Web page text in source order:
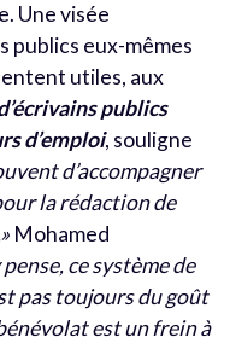
Une visée
publics eux-mêmes
utiles, aux
publics
d’emploi, souligne
d’accompagner
la rédaction de
Mohamed
ce système de
pas toujours du goût
est un frein à